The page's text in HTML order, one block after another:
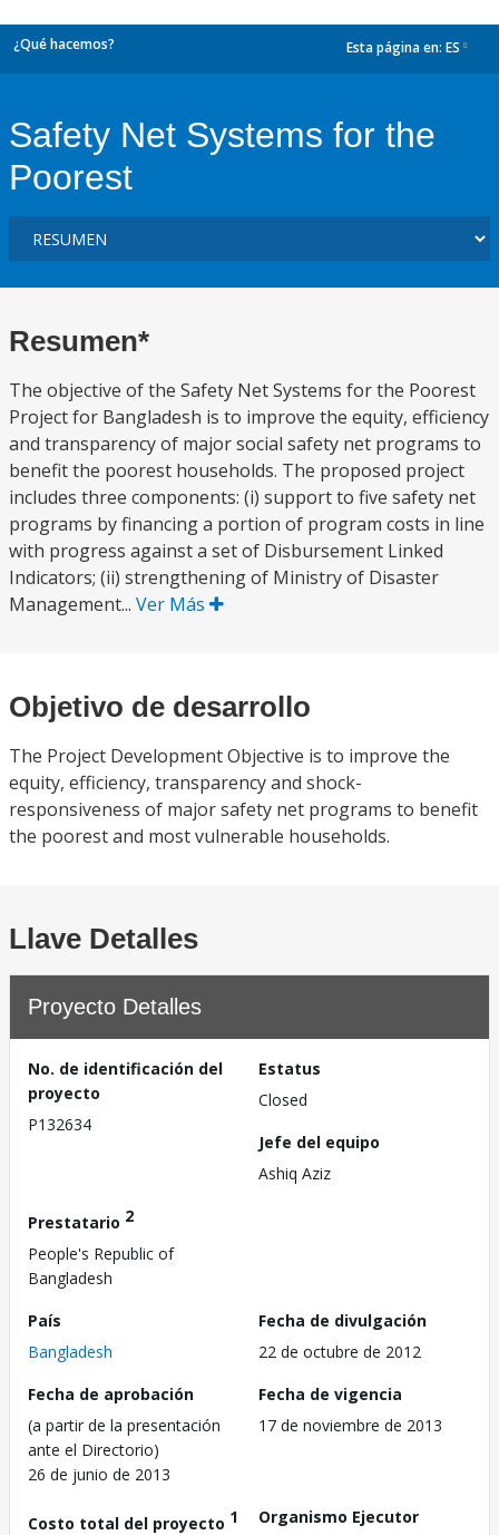
¿Qué hacemos? Esta página en: ES
Safety Net Systems for the
Poorest
Resumen*
The objective of the Safety Net Systems for the Poorest
Project for Bangladesh is to improve the equity, efficiency
and transparency of major social safety net programs to
benefit the poorest households. The proposed project
includes three components: (i) support to five safety net
programs by financing a portion of program costs in line
with progress against a set of Disbursement Linked
Indicators; (ii) strengthening of Ministry of Disaster
Management... Ver Más
Objetivo de desarrollo
The Project Development Objective is to improve the
equity, efficiency, transparency and shock-
responsiveness of major safety net programs to benefit
the poorest and most vulnerable households.
Llave Detalles
Proyecto Detalles
No. de identificación del
proyecto
P132634
Estatus
Closed
Jefe del equipo
Ashiq Aziz
Prestatario 2
People's Republic of
Bangladesh
País
Bangladesh
Fecha de divulgación
22 de octubre de 2012
Fecha de aprobación
(a partir de la presentación
ante el Directorio)
26 de junio de 2013
Fecha de vigencia
17 de noviembre de 2013
Costo total del proyecto 1
Organismo Ejecutor